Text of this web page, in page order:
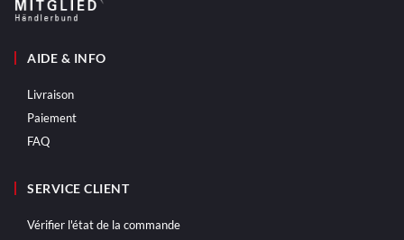
AIDE & INFO
Livraison
Paiement
FAQ
SERVICE CLIENT
Vérifier l'état de la commande